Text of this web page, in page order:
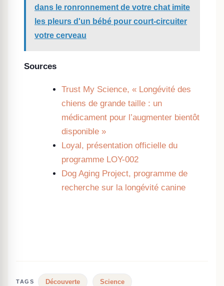
dans le ronronnement de votre chat imite
les pleurs d'un bébé pour court-circuiter
votre cerveau
Sources
Trust My Science, « Longévité des
chiens de grande taille : un
médicament pour l’augmenter bientôt
disponible »
Loyal, présentation officielle du
programme LOY-002
Dog Aging Project, programme de
recherche sur la longévité canine
TAGS Découverte Science